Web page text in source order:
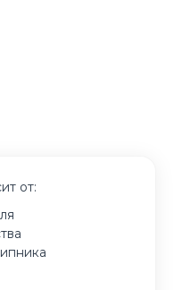
от: